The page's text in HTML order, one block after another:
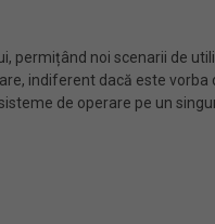
permițând noi scenarii de
indiferent dacă este vorba
de operare pe un